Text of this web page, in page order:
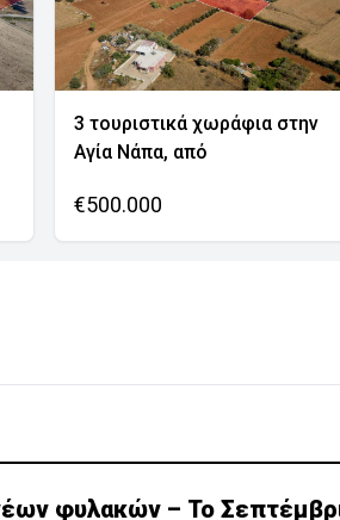
3 τουριστικά χωράφια στην
Αγία Νάπα, από
€500.000
φυλακών – Το